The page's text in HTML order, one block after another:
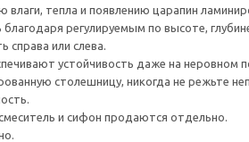
влаги, тепла и появлению царапин
регулируемым по высоте,
справа или слева.
устойчивость даже на неровном
столешницу, никогда не режьте
и сифон продаются отдельно.